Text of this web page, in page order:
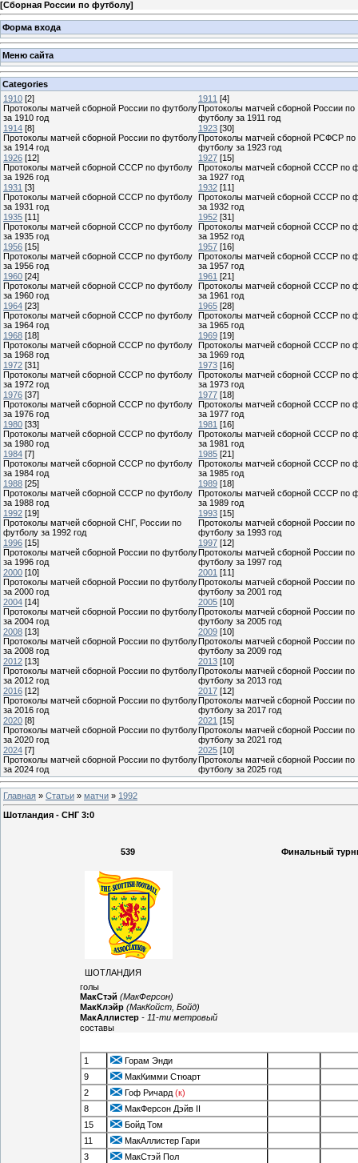
[Сборная России по футболу]
Форма входа
Меню сайта
Categories
1910 [2]
Протоколы матчей сборной России по футболу
за 1910 год
1911 [4]
Протоколы матчей сборной России по
футболу за 1911 год
1914 [8]
Протоколы матчей сборной России по футболу
за 1914 год
1923 [30]
Протоколы матчей сборной РСФСР по
футболу за 1923 год
1926 [12]
Протоколы матчей сборной СССР по футболу
за 1926 год
1927 [15]
Протоколы матчей сборной СССР по
за 1927 год
1931 [3]
Протоколы матчей сборной СССР по футболу
за 1931 год
1932 [11]
Протоколы матчей сборной СССР по
за 1932 год
1935 [11]
Протоколы матчей сборной СССР по футболу
за 1935 год
1952 [31]
Протоколы матчей сборной СССР по
за 1952 год
1956 [15]
Протоколы матчей сборной СССР по футболу
за 1956 год
1957 [16]
Протоколы матчей сборной СССР по
за 1957 год
1960 [24]
Протоколы матчей сборной СССР по футболу
за 1960 год
1961 [21]
Протоколы матчей сборной СССР по
за 1961 год
1964 [23]
Протоколы матчей сборной СССР по футболу
за 1964 год
1965 [28]
Протоколы матчей сборной СССР по
за 1965 год
1968 [18]
Протоколы матчей сборной СССР по футболу
за 1968 год
1969 [19]
Протоколы матчей сборной СССР по
за 1969 год
1972 [31]
Протоколы матчей сборной СССР по футболу
за 1972 год
1973 [16]
Протоколы матчей сборной СССР по
за 1973 год
1976 [37]
Протоколы матчей сборной СССР по футболу
за 1976 год
1977 [18]
Протоколы матчей сборной СССР по
за 1977 год
1980 [33]
Протоколы матчей сборной СССР по футболу
за 1980 год
1981 [16]
Протоколы матчей сборной СССР по
за 1981 год
1984 [7]
Протоколы матчей сборной СССР по футболу
за 1984 год
1985 [21]
Протоколы матчей сборной СССР по
за 1985 год
1988 [25]
Протоколы матчей сборной СССР по футболу
за 1988 год
1989 [18]
Протоколы матчей сборной СССР по
за 1989 год
1992 [19]
Протоколы матчей сборной СНГ, России по
футболу за 1992 год
1993 [15]
Протоколы матчей сборной России по
футболу за 1993 год
1996 [15]
Протоколы матчей сборной России по футболу
за 1996 год
1997 [12]
Протоколы матчей сборной России по
футболу за 1997 год
2000 [10]
Протоколы матчей сборной России по футболу
за 2000 год
2001 [11]
Протоколы матчей сборной России по
футболу за 2001 год
2004 [14]
Протоколы матчей сборной России по футболу
за 2004 год
2005 [10]
Протоколы матчей сборной России по
футболу за 2005 год
2008 [13]
Протоколы матчей сборной России по футболу
за 2008 год
2009 [10]
Протоколы матчей сборной России по
футболу за 2009 год
2012 [13]
Протоколы матчей сборной России по футболу
за 2012 год
2013 [10]
Протоколы матчей сборной России по
футболу за 2013 год
2016 [12]
Протоколы матчей сборной России по футболу
за 2016 год
2017 [12]
Протоколы матчей сборной России по
футболу за 2017 год
2020 [8]
Протоколы матчей сборной России по футболу
за 2020 год
2021 [15]
Протоколы матчей сборной России по
футболу за 2021 год
2024 [7]
Протоколы матчей сборной России по футболу
за 2024 год
2025 [10]
Протоколы матчей сборной России по
футболу за 2025 год
Главная » Статьи » матчи » 1992
Шотландия - СНГ 3:0
539 Финальный
ШОТЛАНДИЯ
голы
МакСтэй (МакФерсон)
МакКлэйр (МакКойст, Бойд)
МакАллистер - 11-ти метровый
составы
1
Горам Энди
9
МакКимми Стюарт
2
Гоф Ричард (к)
8
МакФерсон Дэйв II
15
Бойд Том
11
МакАллистер Гари
3
МакСтэй Пол